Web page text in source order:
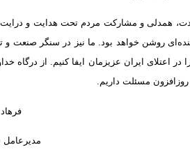
همدلی و مشارکت مردم تحت هدایت و
روشن خواهد بود. ما نیز در سنگر صنعت
اعتلای ایران عزیزمان ایفا کنیم. از درگاه
روزافزون مسئلت داریم.
امین
شرکت نفت